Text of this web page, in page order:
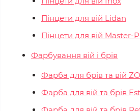
Пінцети для вій Lidan
Пінцети для вій Master-
Фарбування вій і брів
Фарба для брів та вій
Фарба для вій та брів